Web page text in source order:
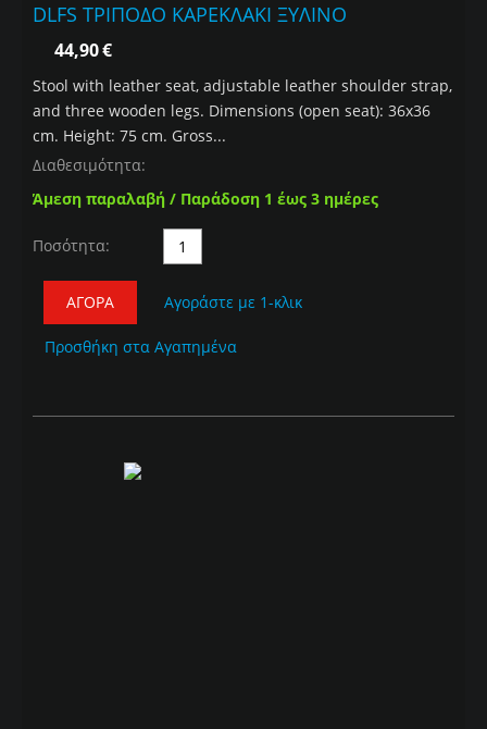
DLFS ΤΡΙΠΟΔΟ ΚΑΡΕΚΛΑΚΙ ΞΥΛΙΝΟ
44,90€
Stool with leather seat, adjustable leather shoulder strap,
and three wooden legs. Dimensions (open seat): 36x36
cm. Height: 75 cm. Gross...
Διαθεσιμότητα:
Άμεση παραλαβή / Παράδοση 1 έως 3 ημέρες
Ποσότητα:
ΑΓΟΡΆ Αγοράστε με 1-κλικ
Προσθήκη στα Αγαπημένα